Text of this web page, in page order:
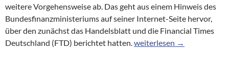
weitere Vorgehensweise ab. Das geht aus einem Hinweis des
Bundesfinanzministeriums auf seiner Internet-Seite hervor,
über den zunächst das Handelsblatt und die Financial Times
Deutschland (FTD) berichtet hatten.Einführung der
weiterlesen →